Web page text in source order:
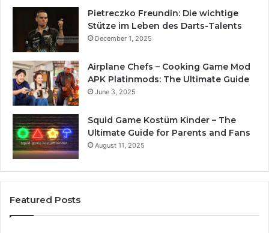
Pietreczko Freundin: Die wichtige
Stütze im Leben des Darts-Talents
December 1, 2025
Airplane Chefs – Cooking Game Mod
APK Platinmods: The Ultimate Guide
June 3, 2025
Squid Game Kostüm Kinder – The
Ultimate Guide for Parents and Fans
August 11, 2025
Featured Posts